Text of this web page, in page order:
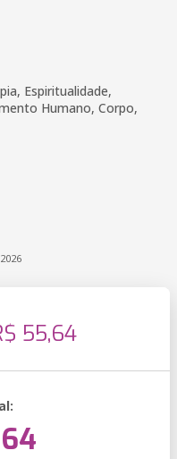
Espiritualidade,
Humano, Corpo,
55,64